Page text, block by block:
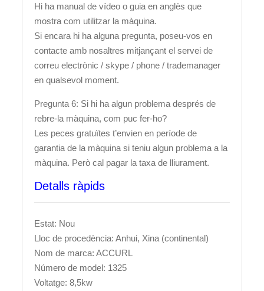
Hi ha manual de vídeo o guia en anglès que
mostra com utilitzar la màquina.
Si encara hi ha alguna pregunta, poseu-vos en
contacte amb nosaltres mitjançant el servei de
correu electrònic / skype / phone / trademanager
en qualsevol moment.
Pregunta 6: Si hi ha algun problema després de
rebre-la màquina, com puc fer-ho?
Les peces gratuïtes t’envien en període de
garantia de la màquina si teniu algun problema a la
màquina. Però cal pagar la taxa de lliurament.
Detalls ràpids
Estat: Nou
Lloc de procedència: Anhui, Xina (continental)
Nom de marca: ACCURL
Número de model: 1325
Voltatge: 8,5kw